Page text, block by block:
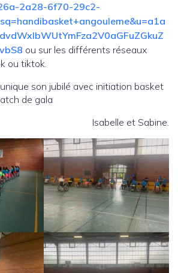
2a28-6f70-29c2-
ou tiktok.
son jubilé avec initiation basket
de gala
Isabelle et Sabine.